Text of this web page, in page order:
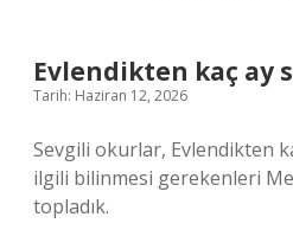
Evlendikten kaç ay
Tarih: Haziran 12, 2026
Sevgili okurlar, Evlendikten
ilgili bilinmesi gerekenleri
topladık.